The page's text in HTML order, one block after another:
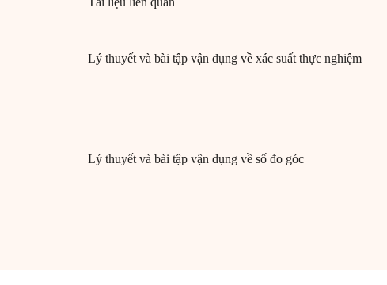
Lý thuyết và bài tập vận dụng về xác suất thực nghiệm
Lý thuyết và bài tập vận dụng về số đo góc